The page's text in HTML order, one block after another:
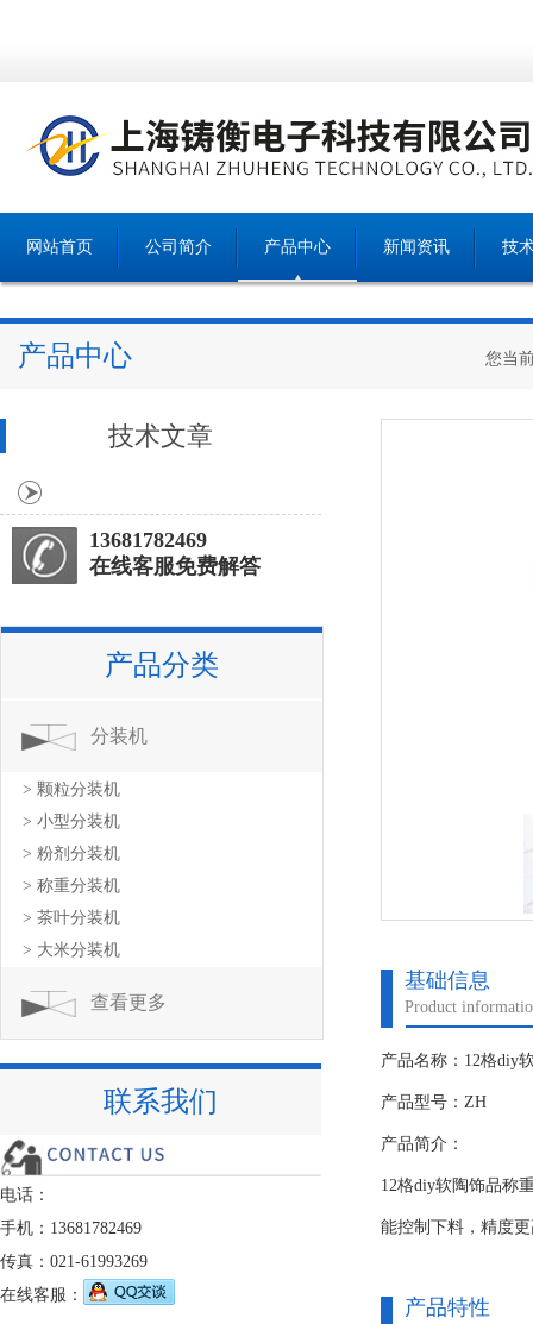
网站首页 公司简介 产品中心 新闻资讯 技
产品中心 您当
基础信息
Product
产品名称：12格diy
产品型号：ZH
产品简介：
12格diy软陶饰品称
能控制下料，精度
产品特性
技术文章
13681782469
在线客服免费解答
产品分类
分装机
> 颗粒分装机
> 小型分装机
> 粉剂分装机
> 称重分装机
> 茶叶分装机
> 大米分装机
查看更多
联系我们
电话：
手机：13681782469
传真：021-61993269
在线客服：